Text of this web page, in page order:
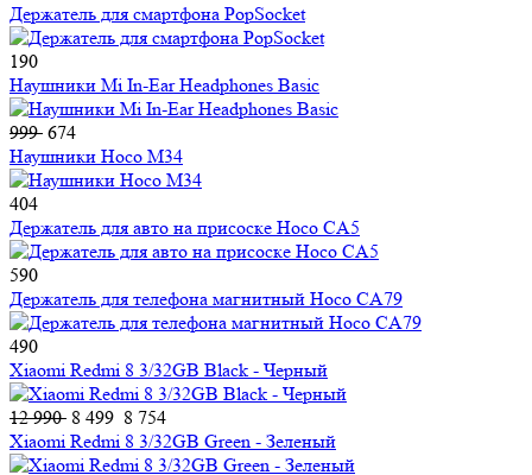
Держатель для смартфона PopSocket
190
Наушники Mi In-Ear Headphones Basic
999 674
Наушники Hoco M34
404
Держатель для авто на присоске Hoco CA5
590
Держатель для телефона магнитный Hoco CA79
490
Xiaomi Redmi 8 3/32GB Black - Черный
12 990 8 499 8 754
Xiaomi Redmi 8 3/32GB Green - Зеленый